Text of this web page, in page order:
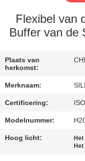
ONS
VERZOEK
OM
EEN
CITAAT
Flexibel van
Buffer van de
Plaats van
herkomst:
Merknaam:
Certificering:
Modelnummer:
Hoog licht: